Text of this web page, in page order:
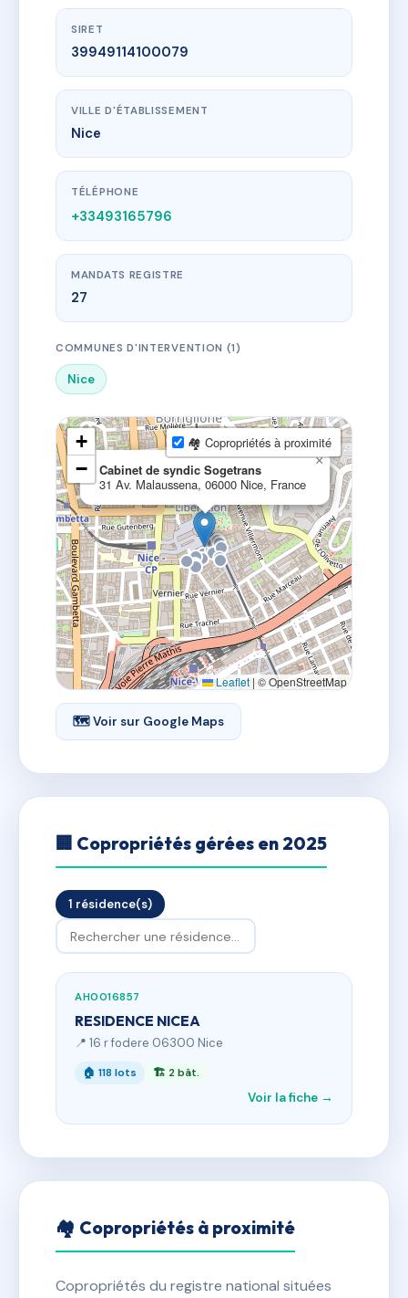
SIRET
39949114100079
VILLE D'ÉTABLISSEMENT
Nice
TÉLÉPHONE
+33493165796
MANDATS REGISTRE
27
COMMUNES D'INTERVENTION (1)
Nice
Cabinet de syndic Sogetrans
31 Av. Malaussena, 06000 Nice, France
×
+
−
🏘 Copropriétés à proximité
Leaflet | © OpenStreetMap
🗺 Voir sur Google Maps
🏢 Copropriétés gérées en 2025
1 résidence(s)
AH0016857
RESIDENCE NICEA
📍 16 r fodere 06300 Nice
🏠 118 lots 🏗 2 bât.
Voir la fiche →
🏘 Copropriétés à proximité
Copropriétés du registre national situées